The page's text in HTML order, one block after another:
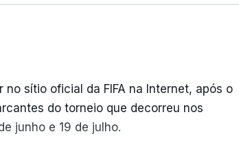
sítio oficial da FIFA na Internet, após o
do torneio que decorreu nos
junho e 19 de julho.